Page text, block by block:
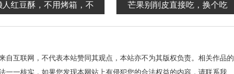
人红豆酥，不用烤箱，不 芒果别削皮直接吃，换个吃
自互联网，不代表本站赞同其观点，本站亦不为其版权负责。相关作品的
一一核实，如果您发现本网站上有侵犯您的合法权益的内容，请联系我